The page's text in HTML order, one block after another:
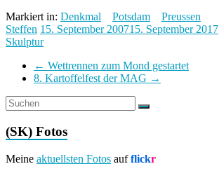
Markiert in: Denkmal Potsdam
Preussen
Steffen 15. September 200715. September 2017
Skulptur
← Wettrennen zum Mond gestartet
8. Kartoffelfest der MAG →
(SK) Fotos
Meine aktuellsten Fotos aufflickr